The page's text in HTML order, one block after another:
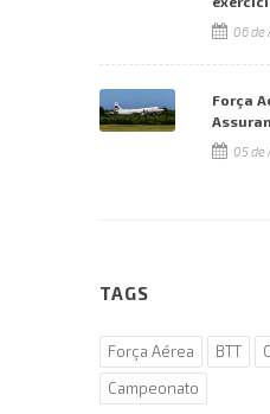
06 de
Força
05 de
TAGS
Força Aérea BTT
Campeonato